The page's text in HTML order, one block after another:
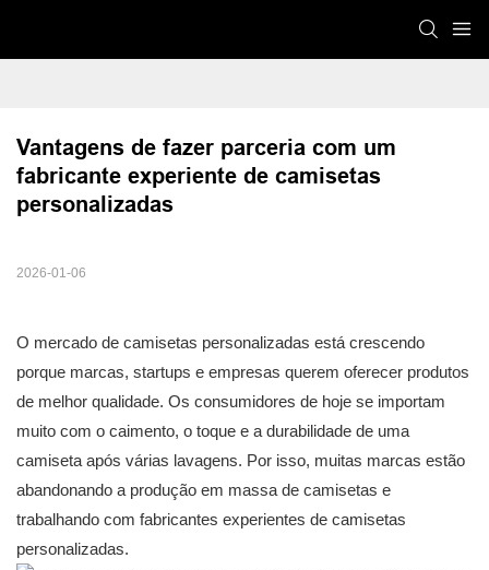
Vantagens de fazer parceria com um
fabricante experiente de camisetas
personalizadas
2026-01-06
O mercado de camisetas personalizadas está crescendo
porque marcas, startups e empresas querem oferecer produtos
de melhor qualidade. Os consumidores de hoje se importam
muito com o caimento, o toque e a durabilidade de uma
camiseta após várias lavagens. Por isso, muitas marcas estão
abandonando a produção em massa de camisetas e
trabalhando com fabricantes experientes de camisetas
personalizadas.